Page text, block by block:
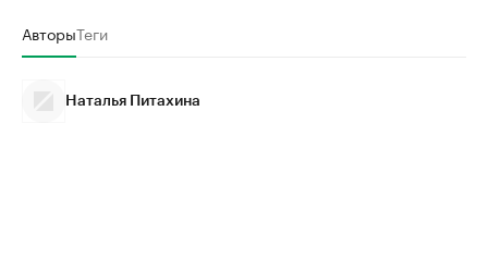
АвторыТеги
Наталья Питахина